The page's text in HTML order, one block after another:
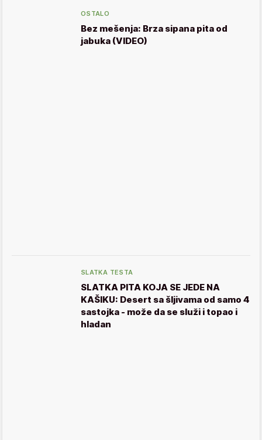
OSTALO
Bez mešenja: Brza sipana pita od
jabuka (VIDEO)
SLATKA TESTA
SLATKA PITA KOJA SE JEDE NA
KAŠIKU: Desert sa šljivama od samo 4
sastojka - može da se služi i topao i
hladan